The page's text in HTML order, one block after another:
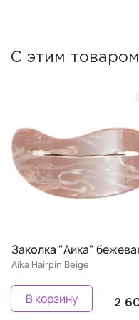
С этим
"Аика" бежевая
Hairpin Beige
2 600
В корзину